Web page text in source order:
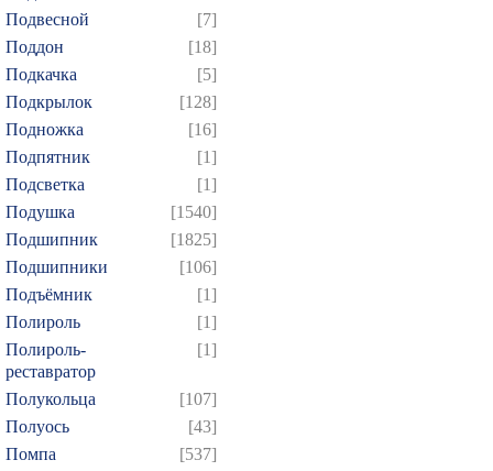
Подвесной
[7]
Поддон
[18]
Подкачка
[5]
Подкрылок
[128]
Подножка
[16]
Подпятник
[1]
Подсветка
[1]
Подушка
[1540]
Подшипник
[1825]
Подшипники
[106]
Подъёмник
[1]
Полироль
[1]
Полироль-
реставратор
[1]
Полукольца
[107]
Полуось
[43]
Помпа
[537]